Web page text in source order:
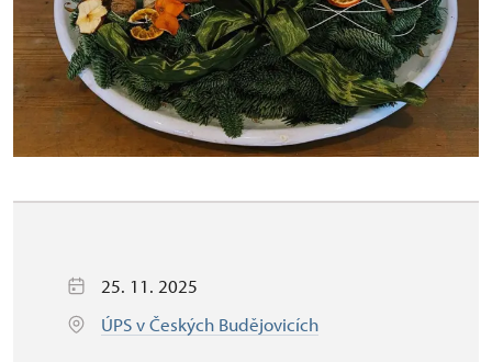
25. 11. 2025
ÚPS v Českých Budějovicích